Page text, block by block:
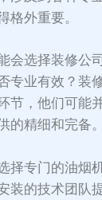
格外重要。
会选择装修公
专业有效？装
节，他们可能
的精细和完备。
择专门的油烟
装的技术团队